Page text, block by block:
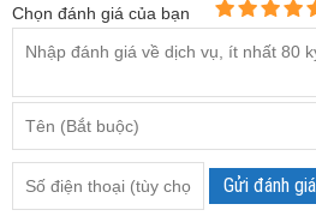
Đồng hồ vạn năng Hioki
Chọn đánh giá của bạn
Gửi đánh giá